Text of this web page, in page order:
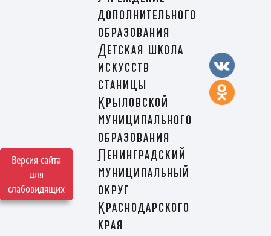
Версия сайта
для
слабовидящих
дополнительного
образования
Детская школа
искусств
станицы
Крыловской
муниципального
образования
Ленинградский
муниципальный
округ
Краснодарского
края